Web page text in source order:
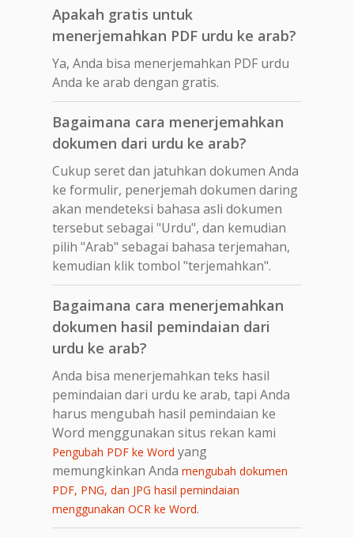
Apakah gratis untuk
menerjemahkan PDF urdu ke arab?
Ya, Anda bisa menerjemahkan PDF urdu
Anda ke arab dengan gratis.
Bagaimana cara menerjemahkan
dokumen dari urdu ke arab?
Cukup seret dan jatuhkan dokumen Anda
ke formulir, penerjemah dokumen daring
akan mendeteksi bahasa asli dokumen
tersebut sebagai "Urdu", dan kemudian
pilih "Arab" sebagai bahasa terjemahan,
kemudian klik tombol "terjemahkan".
Bagaimana cara menerjemahkan
dokumen hasil pemindaian dari
urdu ke arab?
Anda bisa menerjemahkan teks hasil
pemindaian dari urdu ke arab, tapi Anda
harus mengubah hasil pemindaian ke
Word menggunakan situs rekan kami
Pengubah PDF ke Word yang
memungkinkan Anda mengubah dokumen
PDF, PNG, dan JPG hasil pemindaian
menggunakan OCR ke Word.